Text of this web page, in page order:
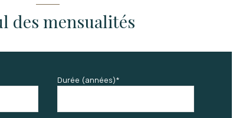
des mensualités
Durée (années)*